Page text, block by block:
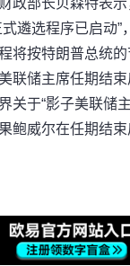
政部长贝森特表
遴选程序已启动”
将按特朗普总统
联储主席任期结
关于“影子美联储
鲍威尔在任期结